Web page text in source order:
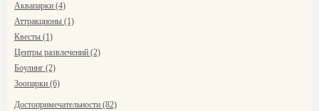
Аквапарки (4)
Аттракционы (1)
Квесты (1)
Центры развлечений (2)
Боулинг (2)
Зоопарки (6)
Достопримечательности (82)